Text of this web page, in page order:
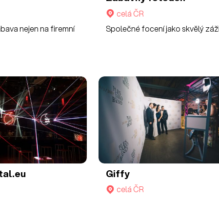
nejen na firemní
celá ČR
Společné focení jako skvělý
Giffy
celá ČR